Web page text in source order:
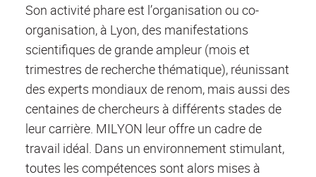
Son activité phare est l’organisation ou co-
organisation, à Lyon, des manifestations
scientifiques de grande ampleur (mois et
trimestres de recherche thématique), réunissant
des experts mondiaux de renom, mais aussi des
centaines de chercheurs à différents stades de
leur carrière. MILYON leur offre un cadre de
travail idéal. Dans un environnement stimulant,
toutes les compétences sont alors mises à